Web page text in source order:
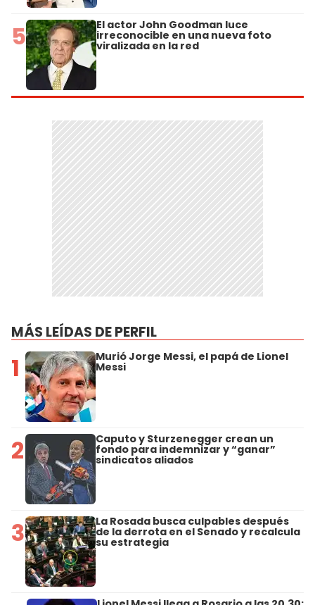
5 El actor John Goodman luce
irreconocible en una nueva foto
viralizada en la red
MÁS LEÍDAS DE PERFIL
1 Murió Jorge Messi, el papá de Lionel
Messi
2 Caputo y Sturzenegger crean un
fondo para indemnizar y “ganar”
sindicatos aliados
3 La Rosada busca culpables después
de la derrota en el Senado y recalcula
su estrategia